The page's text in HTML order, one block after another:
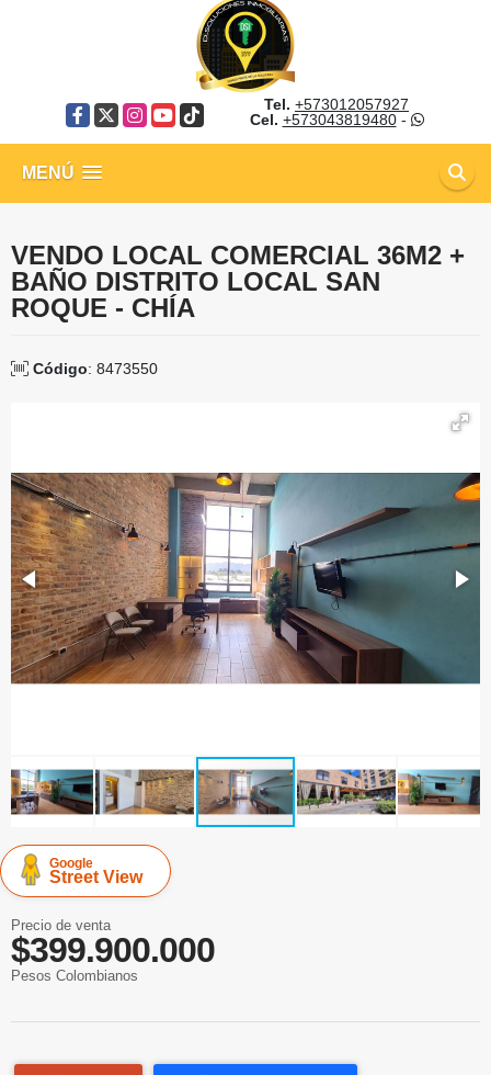
Facebook
X Instagram
YouTube
TikTok
Tel. +573012057927
Cel. +573043819480-
MENÚ
VENDO LOCAL COMERCIAL 36M2 +
BAÑO DISTRITO LOCAL SAN
ROQUE - CHÍA
Código: 8473550
Google
Street View
Precio de venta
$399.900.000
Pesos Colombianos